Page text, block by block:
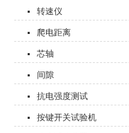
转速仪
爬电距离
芯轴
间隙
抗电强度测试
按键开关试验机